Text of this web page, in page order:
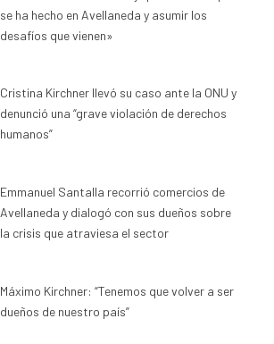
se ha hecho en Avellaneda y asumir los
desafíos que vienen»
Cristina Kirchner llevó su caso ante la ONU y
denunció una “grave violación de derechos
humanos”
Emmanuel Santalla recorrió comercios de
Avellaneda y dialogó con sus dueños sobre
la crisis que atraviesa el sector
Máximo Kirchner: “Tenemos que volver a ser
dueños de nuestro país”